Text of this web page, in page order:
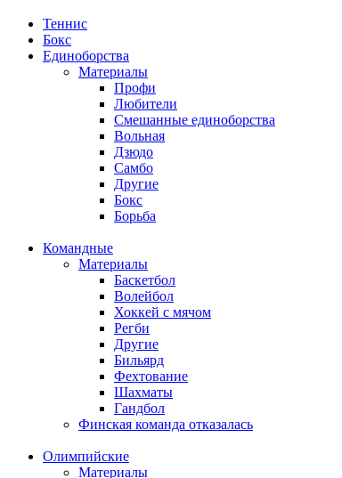
Теннис
Бокс
Единоборства
Материалы
Профи
Любители
Смешанные единоборства
Вольная
Дзюдо
Самбо
Другие
Бокс
Борьба
Командные
Материалы
Баскетбол
Волейбол
Хоккей с мячом
Регби
Другие
Бильярд
Фехтование
Шахматы
Гандбол
Финская команда отказалась
Олимпийские
Материалы